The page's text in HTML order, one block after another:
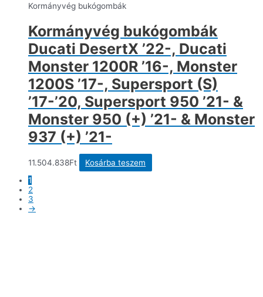
Kormányvég bukógombák
Kormányvég bukógombák
Ducati DesertX ’22-, Ducati
Monster 1200R ’16-, Monster
1200S ’17-, Supersport (S)
’17-’20, Supersport 950 ’21- &
Monster 950 (+) ’21- & Monster
937 (+) ’21-
11.504.838Ft
Kosárba teszem
1
2
3
→